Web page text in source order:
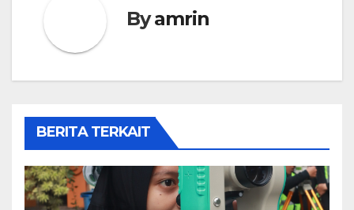
Byamrin
BERITA TERKAIT